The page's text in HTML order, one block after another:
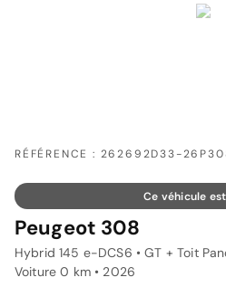
RÉFÉRENCE : 262692D33-
Ce véhicule
Peugeot 308
Hybrid 145 e-DCS6 • GT + Toit
Voiture 0 km • 2026